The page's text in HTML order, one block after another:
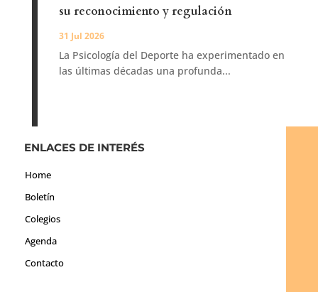
su reconocimiento y regulación
31 Jul 2026
La Psicología del Deporte ha experimentado en
las últimas décadas una profunda...
ENLACES DE INTERÉS
Home
Boletín
Colegios
Agenda
Contacto